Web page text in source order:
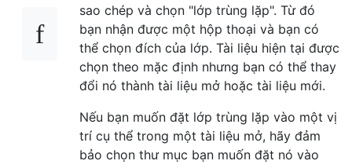
sao chép và chọn "lớp trùng lặp". Từ đó
bạn nhận được một hộp thoại và bạn có
thể chọn đích của lớp. Tài liệu hiện tại được
chọn theo mặc định nhưng bạn có thể thay
đổi nó thành tài liệu mở hoặc tài liệu mới.
Nếu bạn muốn đặt lớp trùng lặp vào một vị
trí cụ thể trong một tài liệu mở, hãy đảm
bảo chọn thư mục bạn muốn đặt nó vào